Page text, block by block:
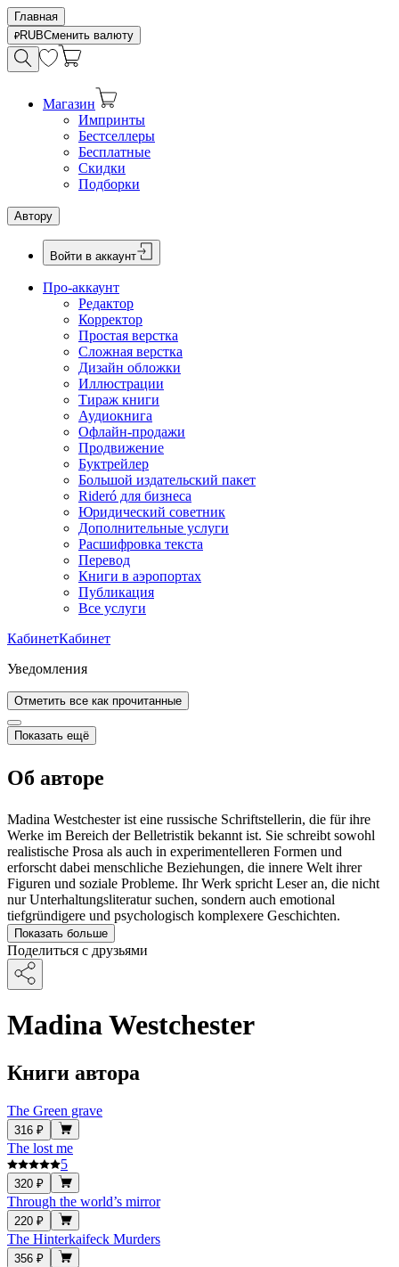
Главная
RUBСменить валюту
Магазин
Импринты
Бестселлеры
Бесплатные
Скидки
Подборки
Автору
Войти в аккаунт
Про-аккаунт
Редактор
Корректор
Простая верстка
Сложная верстка
Дизайн обложки
Иллюстрации
Тираж книги
Аудиокнига
Офлайн-продажи
Продвижение
Буктрейлер
Большой издательский пакет
Rideró для бизнеса
Юридический советник
Дополнительные услуги
Расшифровка текста
Перевод
Книги в аэропортах
Публикация
Все услуги
КабинетКабинет
Уведомления
Отметить все как прочитанные
Показать ещё
Об авторе
Madina Westchester ist eine russische Schriftstellerin, die für ihre
Werke im Bereich der Belletristik bekannt ist. Sie schreibt sowohl
realistische Prosa als auch in experimentelleren Formen und
erforscht dabei menschliche Beziehungen, die innere Welt ihrer
Figuren und soziale Probleme. Ihr Werk spricht Leser an, die nicht
nur Unterhaltungsliteratur suchen, sondern auch emotional
tiefgründigere und psychologisch komplexere Geschichten.
Показать больше
Поделиться с друзьями
Madina Westchester
Книги автора
The Green grave
316 ₽
The lost me
5
320 ₽
Through the world’s mirror
220 ₽
The Hinterkaifeck Murders
356 ₽